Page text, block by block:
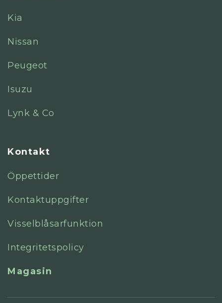
Kia
Nissan
Peugeot
Isuzu
Lynk & Co
Kontakt
Öppettider
Kontaktuppgifter
Visselblåsarfunktion
Integritetspolicy
Magasin